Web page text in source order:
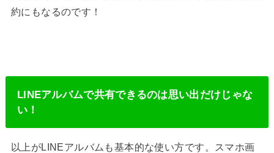
約にもなるのです！
LINEアルバムで共有できるのは思い出だけじゃな
い！
以上がLINEアルバムも基本的な使い方です。スマホ画